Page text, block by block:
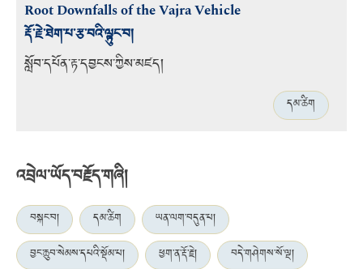
Root Downfalls of the Vajra Vehicle
རྡོ་རྗེ་ཐེག་པ་རྩ་བའི་ལྟུང་བ།
སློབ་དཔོན་རྟ་དབྱངས་ཀྱིས་མཛད།
དམ་ཚིག
འབྲེལ་ཡོད་བརྗོད་གཞི།
བསྐང་བ། དམ་ཚིག
ཡན་ལག་བདུན་པ།
བྱང་ཆུབ་སེམས་དཔའི་སྡོམ་པ།
ཕྱག་ན་རྡོ་རྗེ།
བདེ་གཤེགས་སོ་ལྔ།